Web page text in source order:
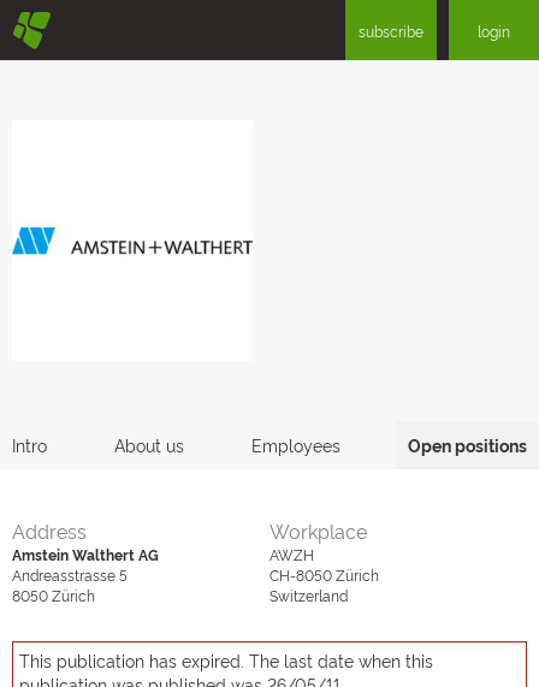
§ subscribe login
Intro About us Employees Open positions
Address
Amstein Walthert AG
Andreasstrasse 5
8050Zürich
Workplace
AWZH
CH-8050Zürich
Switzerland
This publication has expired. The last date when this